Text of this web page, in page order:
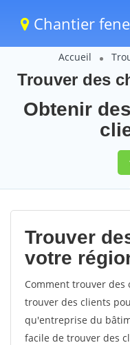
Chantier
Accueil
Trouver des
Obtenir
Trouver
votre
Comment trouver des
trouver des clients
qu'entreprise du
facile de trouver des